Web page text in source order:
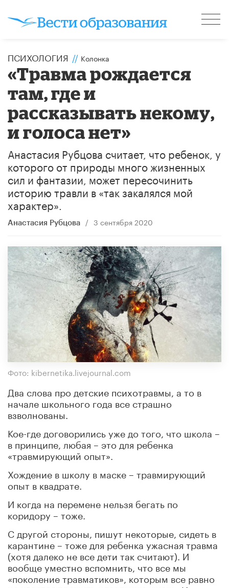
ПСИХОЛОГИЯ // Колонка
«Травма рождается
там, где и
рассказывать некому,
и голоса нет»
Анастасия Рубцова считает, что ребенок, у
которого от природы много жизненных
сил и фантазии, может пересочинить
историю травли в «так закалялся мой
характер».
Анастасия Рубцова / 3 сентября 2020
Фото: kibernetika.livejournal.com
Два слова про детские психотравмы, а то в
начале школьного года все страшно
взволнованы.
Кое-где договорились уже до того, что школа –
в принципе, любая – это для ребенка
«травмирующий опыт».
Хождение в школу в маске – травмирующий
опыт в квадрате.
И когда на перемене нельзя бегать по
коридору – тоже.
С другой стороны, пишут некоторые, сидеть в
карантине – тоже для ребенка ужасная травма
(хотя далеко не все дети так считают). И
вообще уместно вспомнить, что все мы
«поколение травматиков», которым все равно